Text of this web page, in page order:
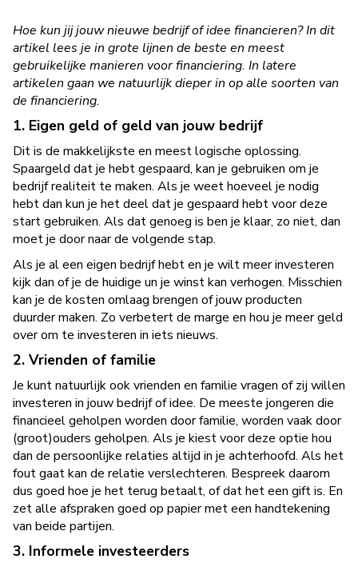
Hoe kun jij jouw nieuwe bedrijf of idee financieren? In dit
artikel lees je in grote lijnen de beste en meest
gebruikelijke manieren voor financiering. In latere
artikelen gaan we natuurlijk dieper in op alle soorten van
de financiering.
1. Eigen geld of geld van jouw bedrijf
Dit is de makkelijkste en meest logische oplossing.
Spaargeld dat je hebt gespaard, kan je gebruiken om je
bedrijf realiteit te maken. Als je weet hoeveel je nodig
hebt dan kun je het deel dat je gespaard hebt voor deze
start gebruiken. Als dat genoeg is ben je klaar, zo niet, dan
moet je door naar de volgende stap.
Als je al een eigen bedrijf hebt en je wilt meer investeren
kijk dan of je de huidige un je winst kan verhogen. Misschien
kan je de kosten omlaag brengen of jouw producten
duurder maken. Zo verbetert de marge en hou je meer geld
over om te investeren in iets nieuws.
2. Vrienden of familie
Je kunt natuurlijk ook vrienden en familie vragen of zij willen
investeren in jouw bedrijf of idee. De meeste jongeren die
financieel geholpen worden door familie, worden vaak door
(groot)ouders geholpen. Als je kiest voor deze optie hou
dan de persoonlijke relaties altijd in je achterhoofd. Als het
fout gaat kan de relatie verslechteren. Bespreek daarom
dus goed hoe je het terug betaalt, of dat het een gift is. En
zet alle afspraken goed op papier met een handtekening
van beide partijen.
3. Informele investeerders